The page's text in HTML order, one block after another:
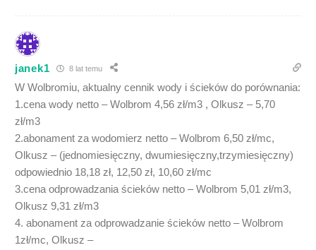
janek1 8 lat temu
W Wolbromiu, aktualny cennik wody i ścieków do porównania:
1.cena wody netto – Wolbrom 4,56 zł/m3 , Olkusz – 5,70
zł/m3
2.abonament za wodomierz netto – Wolbrom 6,50 zł/mc,
Olkusz – (jednomiesięczny, dwumiesięczny,trzymiesięczny)
odpowiednio 18,18 zł, 12,50 zł, 10,60 zł/mc
3.cena odprowadzania ścieków netto – Wolbrom 5,01 zł/m3,
Olkusz 9,31 zł/m3
4. abonament za odprowadzanie ścieków netto – Wolbrom
1zł/mc, Olkusz –